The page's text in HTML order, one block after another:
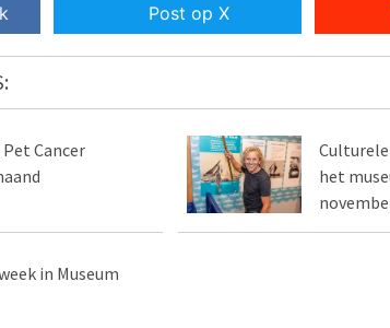
Post op X
Cancer
het
in Museum